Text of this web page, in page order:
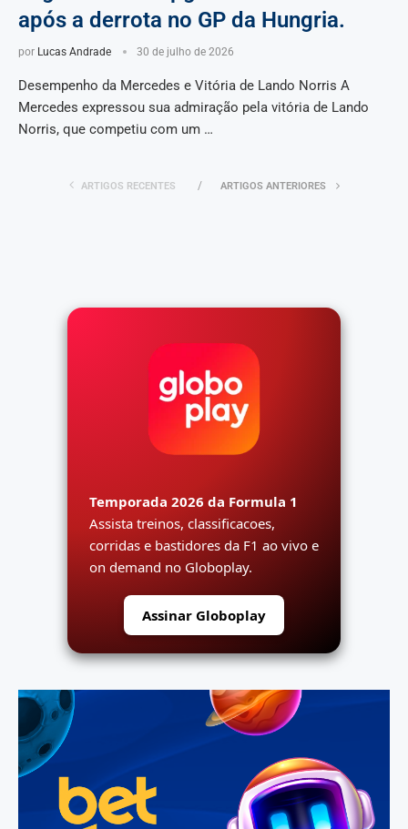
após a derrota no GP da Hungria.
por Lucas Andrade 30 de julho de 2026
Desempenho da Mercedes e Vitória de Lando Norris A
Mercedes expressou sua admiração pela vitória de Lando
Norris, que competiu com um …
ARTIGOS RECENTES ARTIGOS ANTERIORES
Temporada 2026 da Formula 1
Assista treinos, classificacoes,
corridas e bastidores da F1 ao vivo e
on demand no Globoplay.
Assinar Globoplay